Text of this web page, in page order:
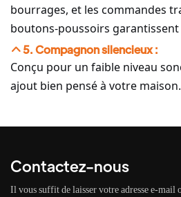
bourrages, et les commandes
boutons-poussoirs
5. Compagnon silencieux :
Conçu pour un faible niveau
ajout bien pensé à votre maison.
Contactez-nous
Il vous suffit de laisser votre adresse e-mail